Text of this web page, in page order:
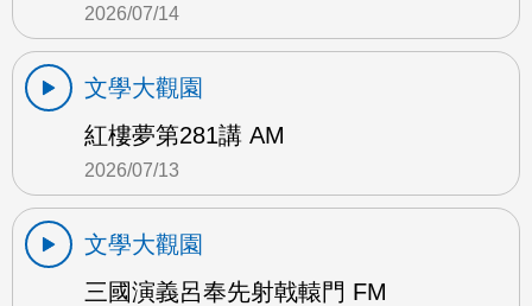
2026/07/14
文學大觀園
紅樓夢第281講 AM
2026/07/13
文學大觀園
三國演義呂奉先射戟轅門 FM